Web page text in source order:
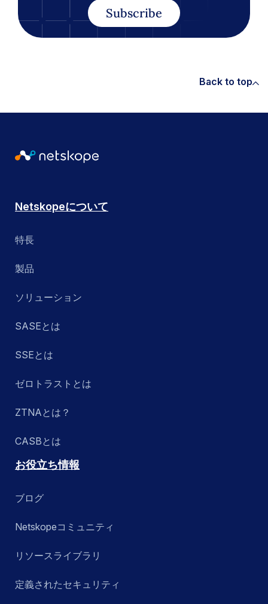
Subscribe
Back to top
Netskopeについて
特長
製品
ソリューション
SASEとは
SSEとは
ゼロトラストとは
ZTNAとは？
CASBとは
お役立ち情報
ブログ
Netskopeコミュニティ
リソースライブラリ
定義されたセキュリティ